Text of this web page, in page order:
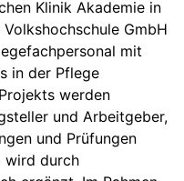
Klinik Akademie in
GmbH
mit
in der Pflege
werden
und Arbeitgeber,
und Prüfungen
wird durch